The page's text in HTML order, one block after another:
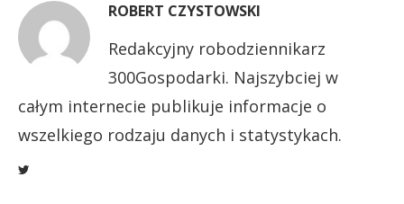
ROBERT CZYSTOWSKI
Redakcyjny robodziennikarz
300Gospodarki. Najszybciej w
całym internecie publikuje informacje o
wszelkiego rodzaju danych i statystykach.